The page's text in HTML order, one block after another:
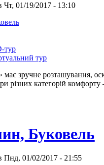
01/19/2017 - 13:10
тур
тур
має зручне розташування,
різних категорій
Буковель
Пнд, 01/02/2017 - 21:55